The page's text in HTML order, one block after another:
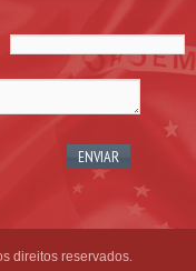
direitos reservados.